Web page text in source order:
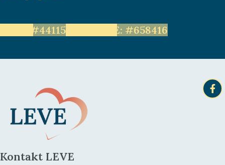
LEVE: #44115 Unge LEVE: #658416
Kontakt LEVE